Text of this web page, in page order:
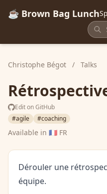
☕ Brown Bag Lunch
Christophe Bégot / Talks
Edit on GitHub
#agile
#coaching
Available in 🇫🇷 FR
Dérouler une
équipe.